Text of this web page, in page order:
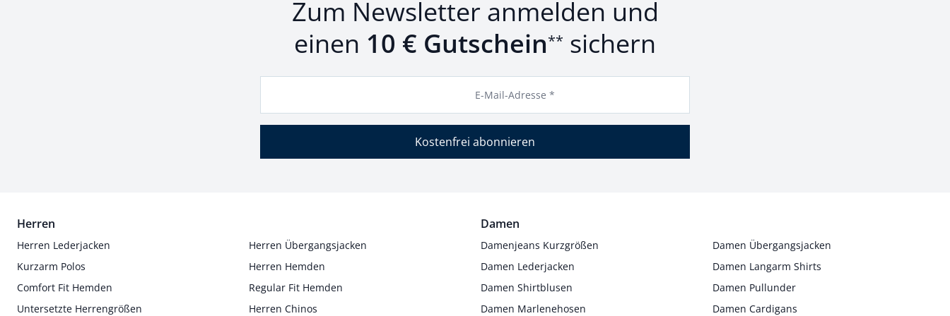
Zum Newsletter anmelden und
einen 10 € Gutschein** sichern
E-Mail-Adresse *
Kostenfrei abonnieren
Herren
Herren Lederjacken
Herren Übergangsjacken
Kurzarm Polos
Herren Hemden
Comfort Fit Hemden
Regular Fit Hemden
Untersetzte Herrengrößen
Herren Chinos
Damen
Damenjeans Kurzgrößen
Damen Übergangsjacken
Damen Lederjacken
Damen Langarm Shirts
Damen Shirtblusen
Damen Pullunder
Damen Marlenehosen
Damen Cardigans